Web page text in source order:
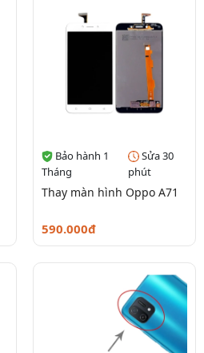
Bảo hành 1
Tháng
Sửa 30
phút
Thay màn hình Oppo A71
590.000đ